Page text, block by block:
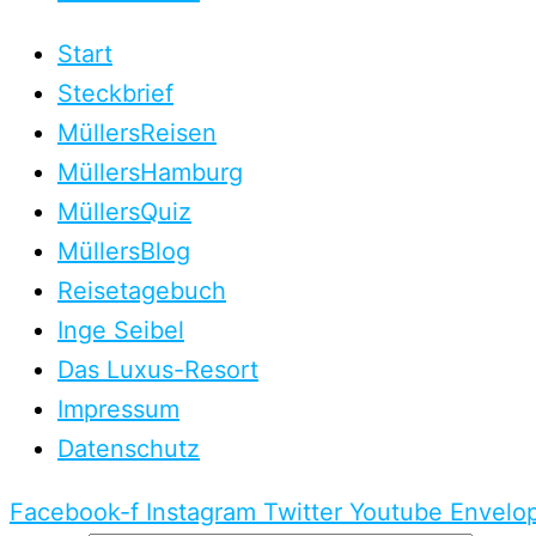
Start
Steckbrief
MüllersReisen
MüllersHamburg
MüllersQuiz
MüllersBlog
Reisetagebuch
Inge Seibel
Das Luxus-Resort
Impressum
Datenschutz
Facebook-f Instagram Twitter Youtube